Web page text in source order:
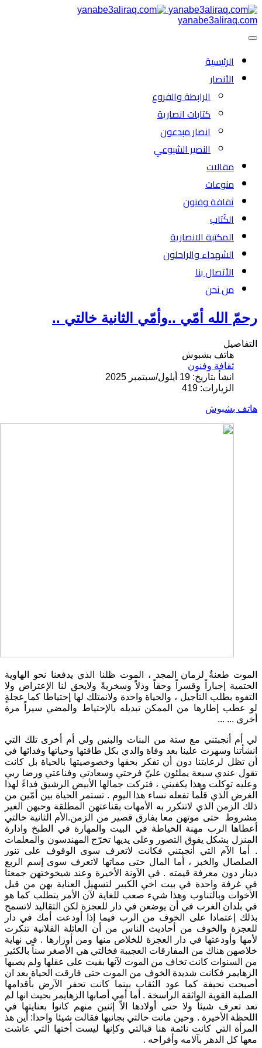
yanabe3aliraq.com
الرئیسية
الأنصار
الرابطة والفروع
كتابات انصارية
انصار مبدعون
النصیر الشیوعي
مقالات
منوعات
ثقافة وفنون
الكُتاب
المكتبة الانصارية
الشهداء والراحلون
الأتصال بنا
من نحن
رحمّ الله أمّي ..وأمّي الثانية خالتي ..
التفاصيل
هاتف بشبوش
ثقافة وفنون
انشأ بتاريخ: 19 أيلول/سبتمبر 2025
الزيارات: 419
هاتف بشبوش
الموت طعنةٌ لزمان المجد ، الموت ظلنا الذي يدفعنا نحو الهاوية
الحتمية إجباراً وقسراً وحقاً وذلاً وسخريةً ولايحق لنا الإعتراض ولا
التفوه بطلب التأجيل ، والحياة واحدة ولانمتلك لها إحتياطا كما عجلةٍ
لو عطب إطارها من الممكن تبديله بالإحتياط والمضي سيراً مرة
أخرى ... ...
لي أم أنجبتني مع ستة من البنات والبنين ولي أم أخرى تلك التي
انشأتنا وسهرت علينا بعد وفاة والدي بكل طاقتها وحياتها وفدائها في
أن تظل لرعايتنا دون أن تفكر بحقها وخصوصيتها بالحياة بل كانت
تقول عندي سبعة يملئون عليّ فرحتي وسعادتي وفناعتي ورضا ربي
وعليه توكلت وهذا يكفيني ، فتركت جمالها الأبيض الرشيق فداءً لهذا
الغرض الذي قلّما تفعله نساء هذا اليوم . تستمر الحياة بين أمّين من
ذلك الزمن الذي لاتتكرر به الأمهات بقناعتهن المطلقة وحبهن الغير
مشروط حتى موتهن معا بفارق قصير من الزمن.الأم الثانية خالتي
أعطاها الرب مهنة الخياطة في البيت والمهارة في الطبخ وادارة
المنزل بشكل يفوق التصور وعلى يديها تخرّج المهندسون والمعلمات
. أما الآم التي أنجبتني فكانت لاتعرف سوى الوقوف على تنور
الصلصال والخبز ، أما المال حتى مماتها لاتعرف سوى إسم الربع
دينار دون معرفة قيمته . في الآونة الأخيرة وعند شيخوختهن جمعتا
في غرفة واحدة في بيت اخي الكبير لتسهيل العناية بهن من قبل
الأخوات وبالتناوب وهذا شيء صعب للغاية لآن الأمر يتطلب كما هو
في بلدان الغرب في أن يوضعن في دار للعجزة لكن التقاليد لاتسمح
بذلك إعتمادا على الخوف من الرب فيما إذا أودعت أمك في دار
للعجزة والخوف من أحاديث الناس من أن العائلة الفلانية تنكرت
لأمها وأودعتها في دار العجزة للخلاص منها ومن أوزارها . في نهاية
خلاصهن هناك من المفارقات العجيبة فخالتي هي الأصغر سناً بالكثير
من السنوات كانت تخاف من الموت لآنها بقيت على عقلها ولم يصبها
الزهايمر فكانت شديدة الخوف من الموت حتى فارقت الحياة بعد ان
أصبحت نحيفة كما عود الثقاب بينما كانت تحفر الآرض بأقدامها
الصلبة القوية الواثقة الراسخة . أما أمي أصابها الزهايمر بحيث انها لم
تعد تعرف شيئاً ولا حتى أولادها الاّ إثنين منهم كانوا بعنايتها في
اللحظة الأخيرة . وحين ماتت خالتي بجانبها فقالت شيئا واحدا: أين هذ
المرأة التي كانت نائمة هنا قبالتي وكإنها ليست أختها التي عاشت
معها كل الدهر بآلامه وأفراحه .